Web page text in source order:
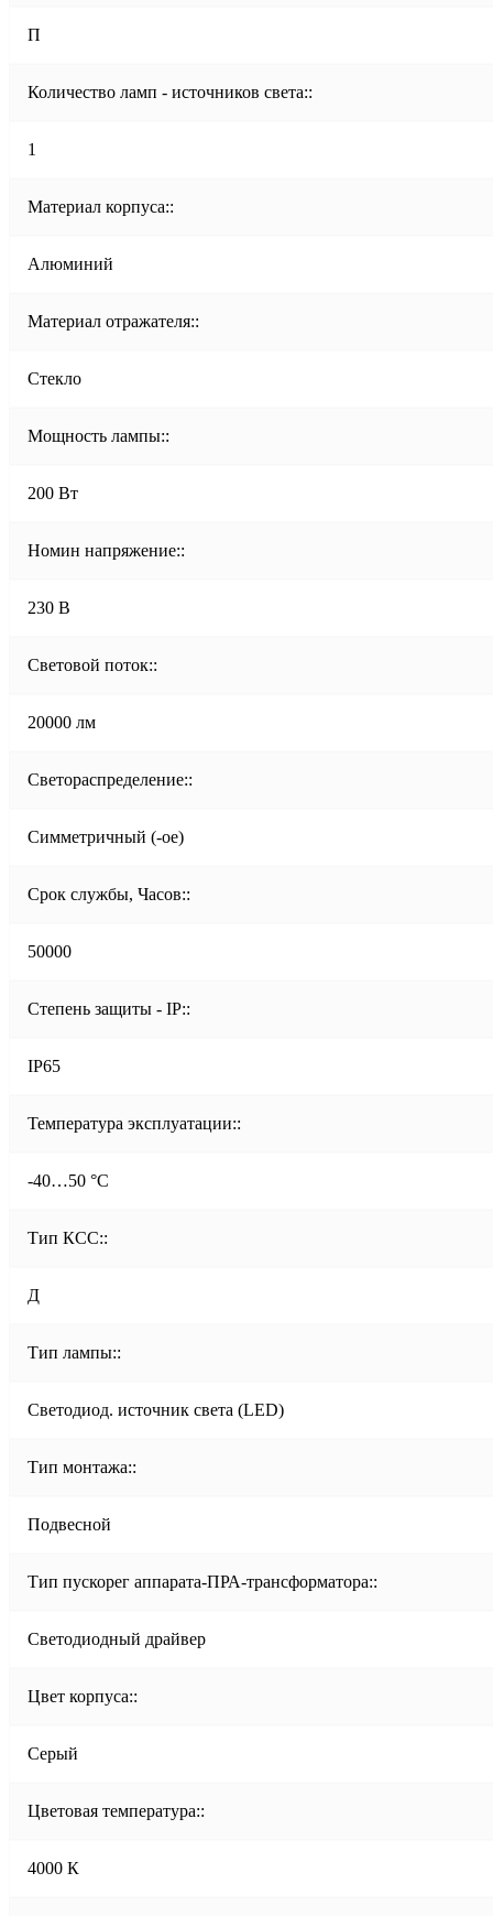
П
Количество ламп - источников света::
1
Материал корпуса::
Алюминий
Материал отражателя::
Стекло
Мощность лампы::
200 Вт
Номин напряжение::
230 В
Световой поток::
20000 лм
Светораспределение::
Симметричный (-ое)
Срок службы, Часов::
50000
Степень защиты - IP::
IP65
Температура эксплуатации::
-40…50 °C
Тип КСС::
Д
Тип лампы::
Светодиод. источник света (LED)
Тип монтажа::
Подвесной
Тип пускорег аппарата-ПРА-трансформатора::
Светодиодный драйвер
Цвет корпуса::
Серый
Цветовая температура::
4000 К